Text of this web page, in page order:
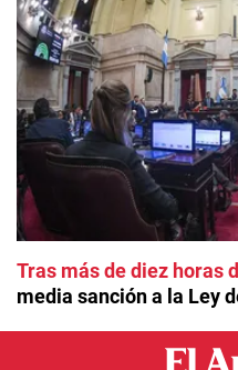
Tras más de diez horas
media sanción a la Ley